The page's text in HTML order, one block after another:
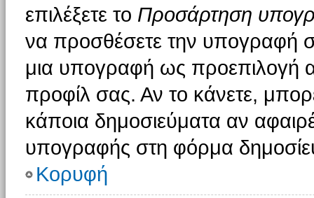
επιλέξετε το Προσάρτηση
να προσθέσετε την υπογραφή
μια υπογραφή ως προεπιλογή
προφίλ σας. Αν το κάνετε,
κάποια δημοσιεύματα αν
υπογραφής στη φόρμα
Κορυφή